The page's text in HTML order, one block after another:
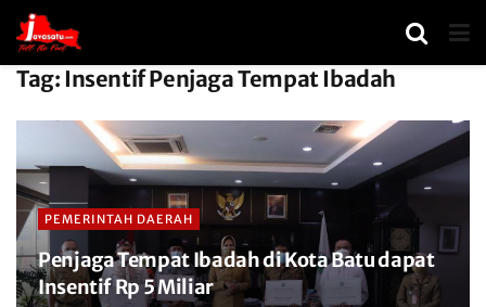
Tag: Insentif Penjaga Tempat Ibadah
PEMERINTAH DAERAH
Penjaga Tempat Ibadah di Kota Batu dapat
Insentif Rp 5 Miliar